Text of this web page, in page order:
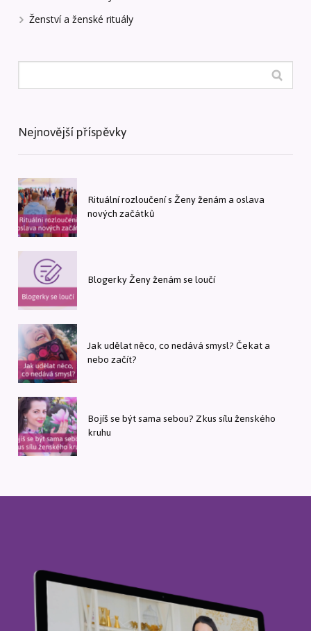
Ženství a ženské rituály
Nejnovější příspěvky
Rituální rozloučení s Ženy ženám a oslava
nových začátků
Blogerky Ženy ženám se loučí
Jak udělat něco, co nedává smysl? Čekat a
nebo začít?
Bojíš se být sama sebou? Zkus sílu ženského
kruhu